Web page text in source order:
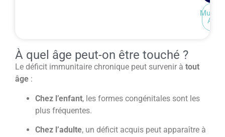
ALD
À quel âge peut-on être touché ?
Le déficit immunitaire chronique peut survenir à tout
âge :
Chez l’enfant, les formes congénitales sont les
plus fréquentes.
Chez l’adulte, un déficit acquis peut apparaître à